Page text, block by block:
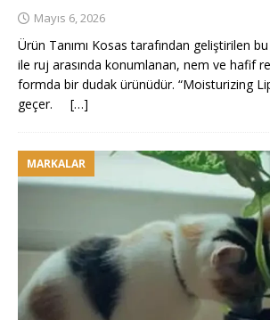
Mayıs 6, 2026
Ürün Tanımı Kosas tarafından geliştirilen
ile ruj arasında konumlanan, nem ve hafif
formda bir dudak ürünüdür. “Moisturizing
geçer. […]
MARKALAR